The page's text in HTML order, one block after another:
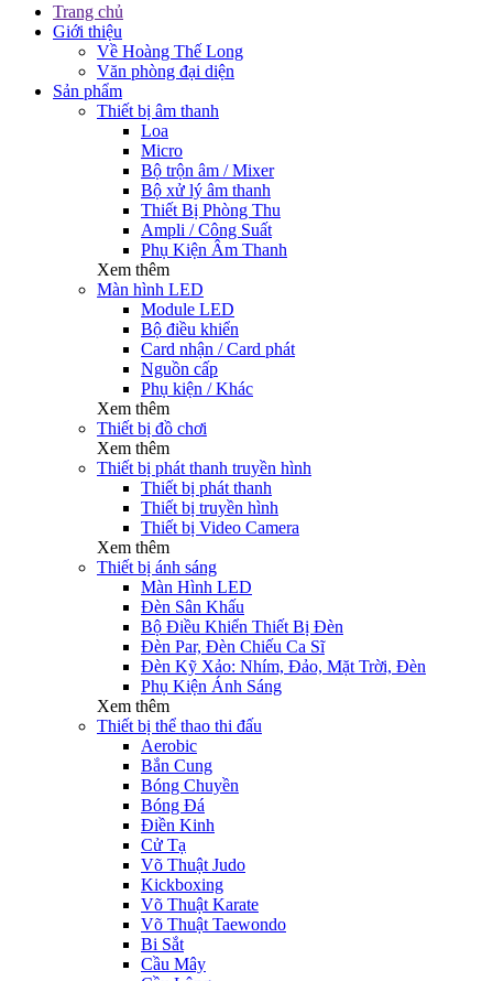
Trang chủ
Giới thiệu
Về Hoàng Thế Long
Văn phòng đại diện
Sản phẩm
Thiết bị âm thanh
Loa
Micro
Bộ trộn âm / Mixer
Bộ xử lý âm thanh
Thiết Bị Phòng Thu
Ampli / Công Suất
Phụ Kiện Âm Thanh
Xem thêm
Màn hình LED
Module LED
Bộ điều khiển
Card nhận / Card phát
Nguồn cấp
Phụ kiện / Khác
Xem thêm
Thiết bị đồ chơi
Xem thêm
Thiết bị phát thanh truyền hình
Thiết bị phát thanh
Thiết bị truyền hình
Thiết bị Video Camera
Xem thêm
Thiết bị ánh sáng
Màn Hình LED
Đèn Sân Khấu
Bộ Điều Khiển Thiết Bị Đèn
Đèn Par, Đèn Chiếu Ca Sĩ
Đèn Kỹ Xảo: Nhím, Đảo, Mặt Trời, Đèn
Phụ Kiện Ánh Sáng
Xem thêm
Thiết bị thể thao thi đấu
Aerobic
Bắn Cung
Bóng Chuyền
Bóng Đá
Điền Kinh
Cử Tạ
Võ Thuật Judo
Kickboxing
Võ Thuật Karate
Võ Thuật Taewondo
Bi Sắt
Cầu Mây